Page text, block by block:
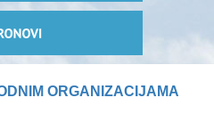
ORGANIZACIJAMA